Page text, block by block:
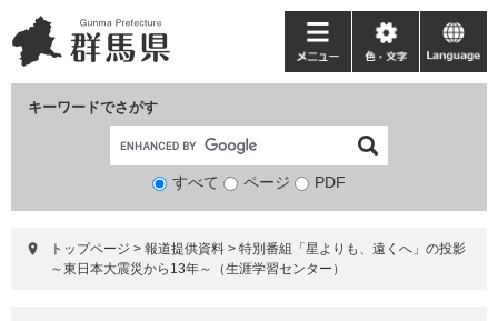
ー
ジ
ニ
ュ
て
キーワードでさがす
検
象
すべて ページ PDF
メ
ニ
ー
色・
文
language
トップページ > 報道提供資料 > 特別番組「星よりも、遠くへ」の投影
～東日本大震災から13年～（生涯学習センター）